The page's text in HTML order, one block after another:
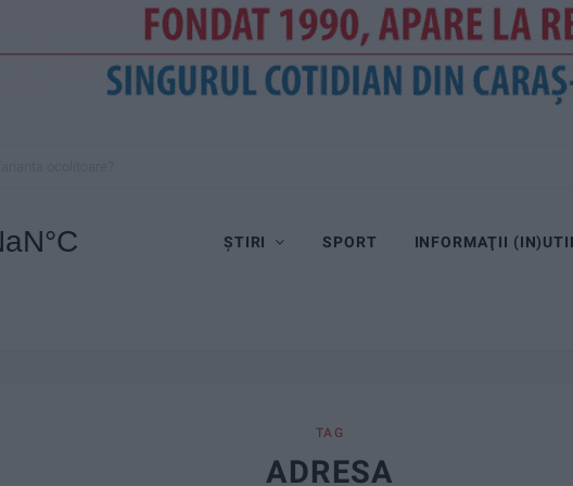
ȘTIRI SPORT INFORMAŢII
TAG
ADRESA